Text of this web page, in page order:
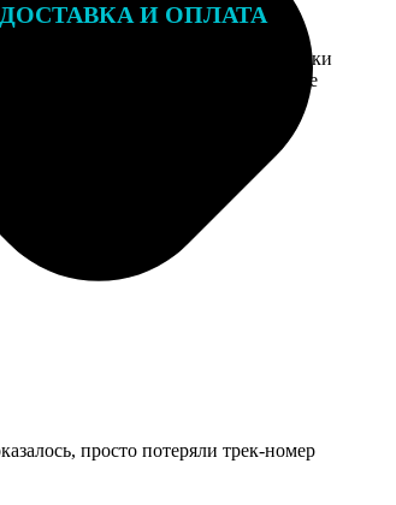
ДОСТАВКА И ОПЛАТА
адрес и выберите способ доставки
Если у вас есть промокод, введите
просто потеряли трек-номер